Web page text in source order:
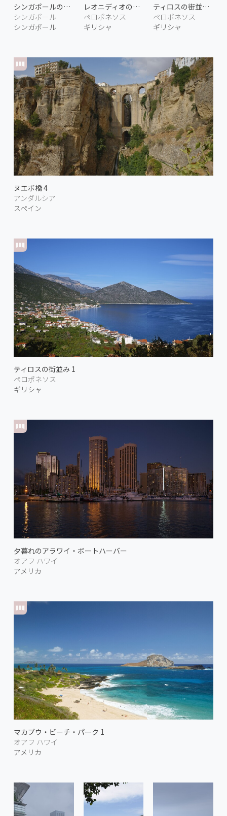
シンガポールの街並み 3
シンガポール
シンガポール
ヌエボ橋 4
アンダルシア
スペイン
ティロスの街並み 1
ペロポネソス
ギリシャ
レオニディオの郊外
ペロポネソス
ギリシャ
ティロスの街並み 2
ペロポネソス
ギリシャ
夕暮れのアラワイ・ボートハーバー
オアフ ハワイ
アメリカ
マカプウ・ビーチ・パーク 1
オアフ ハワイ
アメリカ